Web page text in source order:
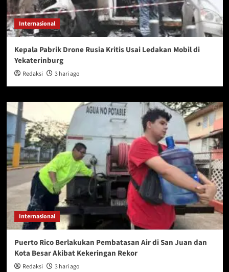
Internasional
Kepala Pabrik Drone Rusia Kritis Usai Ledakan Mobil di
Yekaterinburg
Redaksi 3 hari ago
Internasional
Puerto Rico Berlakukan Pembatasan Air di San Juan dan
Kota Besar Akibat Kekeringan Rekor
Redaksi 3 hari ago